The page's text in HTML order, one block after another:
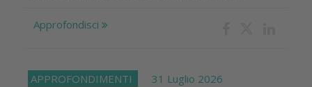
Approfondisci
APPROFONDIMENTI 31 Luglio 2026